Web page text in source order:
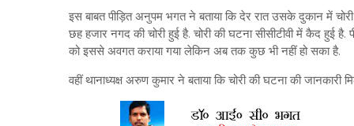
इस बाबत पीड़ित अनुपम भगत ने बताया कि देर रात उसके दुकान में
छह हजार नगद की चोरी हुई है. चोरी की घटना सीसीटीवी में कैद हुई है.
को इससे अवगत कराया गया लेकिन अब तक कुछ भी नहीं हो सका है.
वहीं थानाध्यक्ष अरुण कुमार ने बताया कि चोरी की घटना की जानकारी